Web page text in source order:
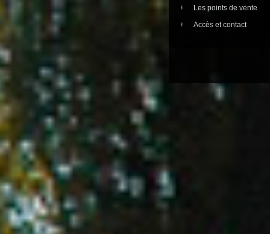
Les points de vente
Accès et contact